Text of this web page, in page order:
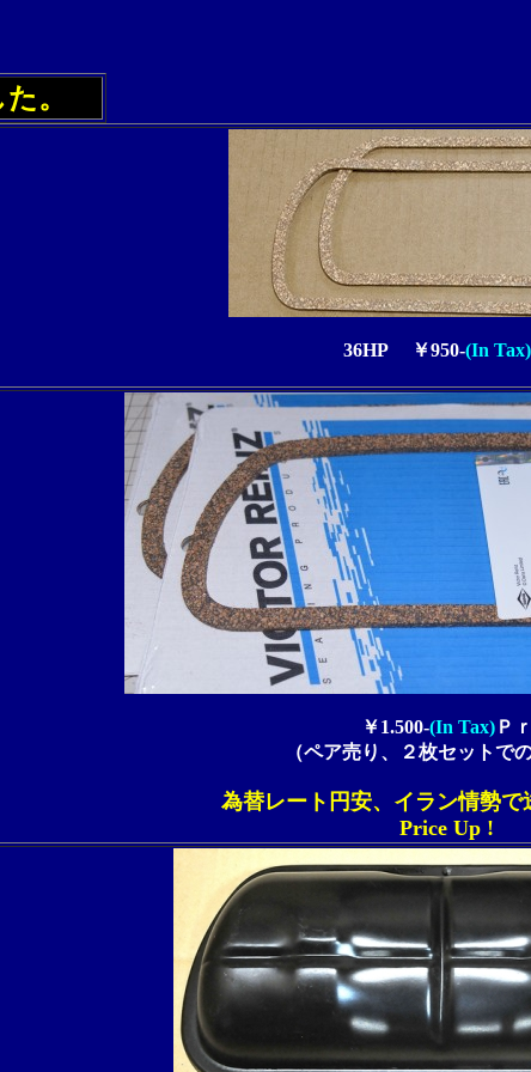
。
36HP ￥950-(In Tax)
￥1.500-(In Tax)Ｐ
（ペア売り、２枚セットで
為替レート円安、イラン情勢で
Price Up !